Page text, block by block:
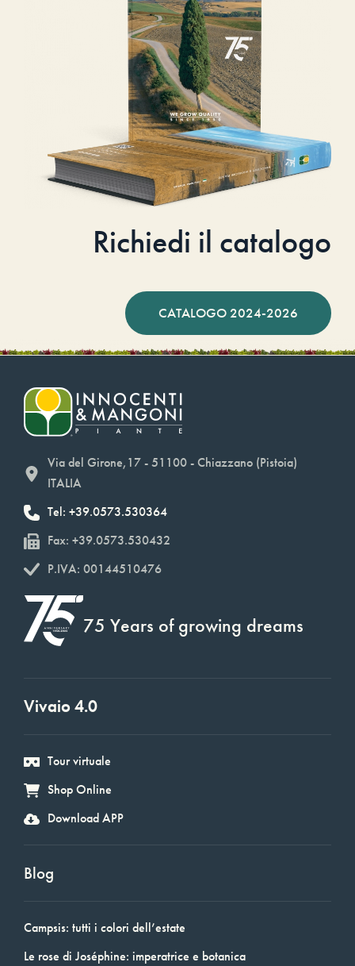
Richiedi il catalogo
CATALOGO 2024-2026
Via del Girone,17 - 51100 - Chiazzano (Pistoia)
ITALIA
Tel: +39.0573.530364
Fax: +39.0573.530432
P.IVA: 00144510476
75 Years of growing dreams
Vivaio 4.0
Tour virtuale
Shop Online
Download APP
Blog
Campsis: tutti i colori dell’estate
Le rose di Joséphine: imperatrice e botanica